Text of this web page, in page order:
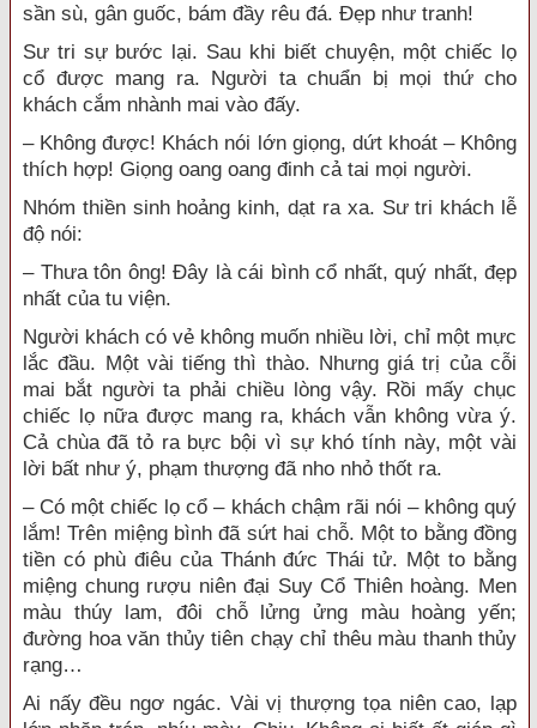
sần sù, gân guốc, bám đầy rêu đá. Đẹp như tranh!
Sư tri sựbước lại. Sau khi biết chuyện, một chiếc lọ
cổ được mang ra. Người ta chuẩn bị mọi thứ cho
khách cắm nhành mai vào đấy.
– Không được! Khách nói lớn giọng, dứt khoát– Không
thích hợp! Giọng oang oang đinh cả tai mọi người.
Nhóm thiền sinhhoảng kinh, dạt ra xa. Sưtri khách lễ
độ nói:
– Thưa tôn ông! Đây là cái bình cổ nhất, quý nhất, đẹp
nhất của tu viện.
Người khách có vẻ không muốn nhiều lời, chỉ một mực
lắc đầu. Một vài tiếng thì thào. Nhưnggiá trị của cỗi
mai bắt người ta phải chiều lòng vậy. Rồi mấy chục
chiếc lọ nữa được mang ra, khách vẫn khôngvừa ý.
Cả chùa đãtỏ ra bực bội vì sự khó tính này, một vài
lời bất như ý, phạm thượng đã nho nhỏ thốt ra.
– Có một chiếc lọ cổ – khách chậm rãi nói – không quý
lắm! Trên miệng bình đã sứt hai chỗ. Một to bằng đồng
tiền có phù điêu của Thánh đức Thái tử. Một to bằng
miệng chung rượu niên đại Suy Cổ Thiên hoàng. Men
màu thúy lam, đôi chỗ lửng ửng màu hoàng yến;
đường hoa văn thủy tiên chạy chỉ thêu màu thanh thủy
rạng…
Ai nấyđều ngơ ngác. Vài vịthượng tọaniên cao, lạp